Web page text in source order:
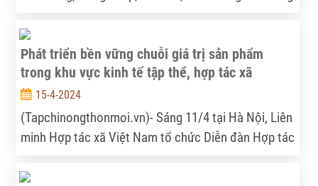
người trẻ quan tâm đến việc làm nông phải đối mặt
với những thách thức như tiếp cận đất đai, tài chính,
kiến ​​thức và đào tạo v.v.
Phát triển bền vững chuỗi giá trị sản phẩm
trong khu vực kinh tế tập thể, hợp tác xã
15-4-2024
(Tapchinongthonmoi.vn)- Sáng 11/4 tại Hà Nội, Liên
minh Hợp tác xã Việt Nam tổ chức Diễn đàn Hợp tác
phát huy thế mạnh của kinh tế tập thể cùng hướng